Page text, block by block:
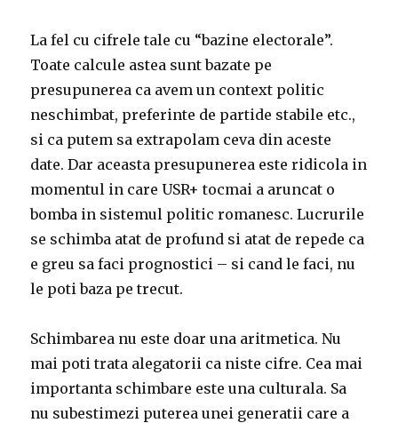
La fel cu cifrele tale cu “bazine electorale”.
Toate calcule astea sunt bazate pe
presupunerea ca avem un context politic
neschimbat, preferinte de partide stabile etc.,
si ca putem sa extrapolam ceva din aceste
date. Dar aceasta presupunerea este ridicola in
momentul in care USR+ tocmai a aruncat o
bomba in sistemul politic romanesc. Lucrurile
se schimba atat de profund si atat de repede ca
e greu sa faci prognostici – si cand le faci, nu
le poti baza pe trecut.
Schimbarea nu este doar una aritmetica. Nu
mai poti trata alegatorii ca niste cifre. Cea mai
importanta schimbare este una culturala. Sa
nu subestimezi puterea unei generatii care a